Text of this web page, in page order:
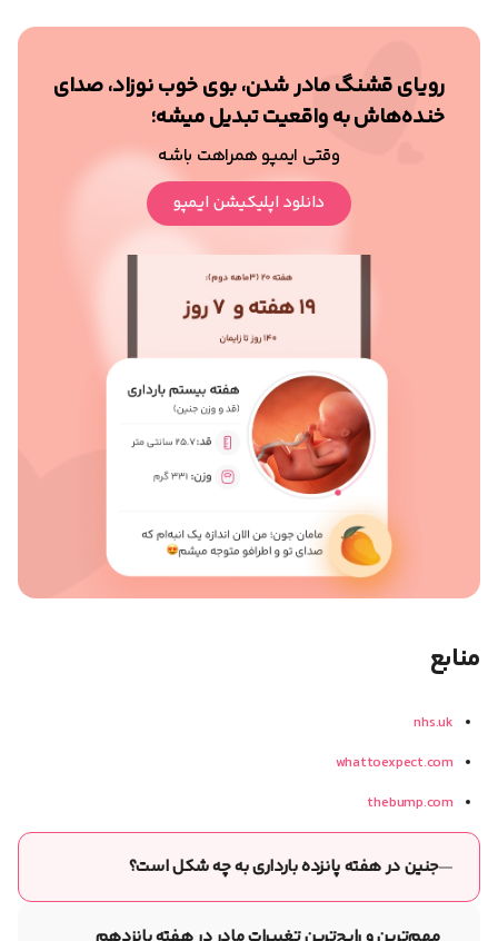
رویای قشنگ مادر شدن، بوی خوب نوزاد، صدای
خنده‌هاش به واقعیت تبدیل میشه؛
وقتی ایمپو همراهت باشه
دانلود اپلیکیشن ایمپو
منابع
nhs.uk
whattoexpect.com
thebump.com
جنین در هفته پانزده بارداری به چه شکل است؟
در هفته پانزده بارداری، جنین به‌اندازه یک شلیل بزرگ است و قدی
حدود ۱۶.۷ سانتی‌متر و وزنی معادل ۱۱۷ گرم دارد.